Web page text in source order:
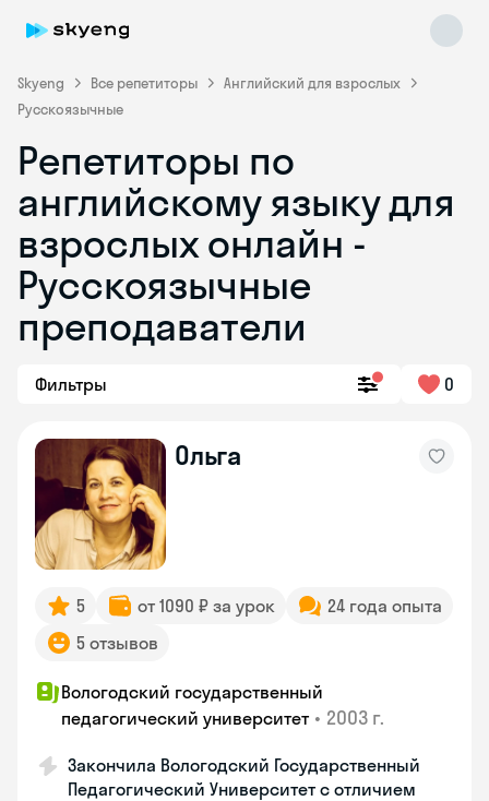
Skyeng Все репетиторы
Английский для взрослых
Русскоязычные
Репетиторы по
английскому языку для
взрослых онлайн -
Русскоязычные
преподаватели
Фильтры 0
Ольга
5 от 1090 ₽ за урок
24 года опыта
5 отзывов
Вологодский государственный
педагогический университет • 2003 г.
Закончила Вологодский Государственный
Педагогический Университет с отличием
Skyeng Chat